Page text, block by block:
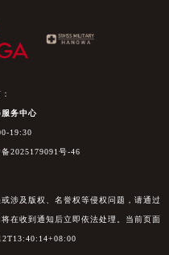
服务中心
19:30
2025179091号-46
涉及版权、名誉权等侵权问题，请通过
在收到通知后立即依法处理。当前页面